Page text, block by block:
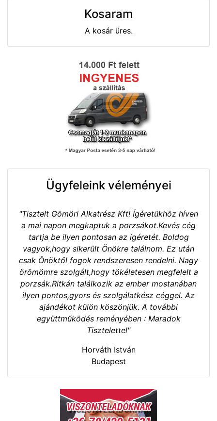
Kosaram
A kosár üres.
Ügyfeleink véleményei
"Tisztelt Gömöri Alkatrész Kft! Ígéretükhöz híven
a mai napon megkaptuk a porzsákot.Kevés cég
tartja be ilyen pontosan az ígéretét. Boldog
vagyok,hogy sikerült Önökre találnom. Ez után
csak Önöktől fogok rendszeresen rendelni. Nagy
örömömre szolgált,hogy tökéletesen megfelelt a
porzsák.Ritkán találkozik az ember mostanában
ilyen pontos,gyors és szolgálatkész céggel. Az
ajándékot külön köszönjük. A további
együttműködés reményében : Maradok
Tisztelettel"
Horváth István
Budapest